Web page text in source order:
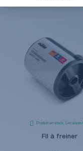
Produit en stock. Livraison
Fil à freiner